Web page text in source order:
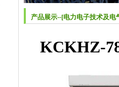
产品展示--[电力电子技术及电
KCKHZ-